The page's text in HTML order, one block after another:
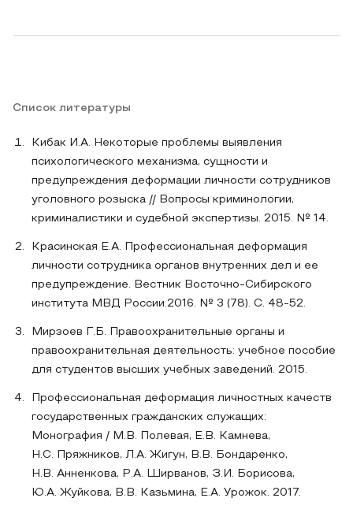
Список литературы
Кибак И.А. Некоторые проблемы выявления
психологического механизма, сущности и
предупреждения деформации личности сотрудников
уголовного розыска // Вопросы криминологии,
криминалистики и судебной экспертизы. 2015. № 14.
Красинская Е.А. Профессиональная деформация
личности сотрудника органов внутренних дел и ее
предупреждение. Вестник Восточно-Сибирского
института МВД России.2016. № 3 (78). С. 48-52.
Мирзоев Г.Б. Правоохранительные органы и
правоохранительная деятельность: учебное пособие
для студентов высших учебных заведений. 2015.
Профессиональная деформация личностных качеств
государственных гражданских служащих:
Монография / М.В. Полевая, Е.В. Камнева,
Н.С. Пряжников, Л.А. Жигун, В.В. Бондаренко,
Н.В. Анненкова, Р.А. Ширванов, З.И. Борисова,
Ю.А. Жуйкова, В.В. Казьмина, Е.А. Урожок. 2017.